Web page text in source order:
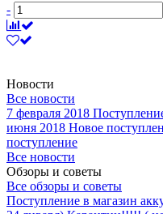
Батарейка EU Maxell SR
45грн.за 1 шт
В наличии
Новости
Все новости
7 февраля 2018
июня 2018 Новое
поступление
Все новости